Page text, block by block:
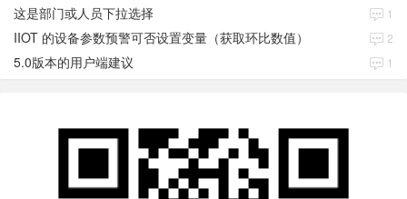
这是部门或人员下拉选择 1
IIOT 的设备参数预警可否设置变量（获取环比数值） 2
5.0版本的用户端建议 1